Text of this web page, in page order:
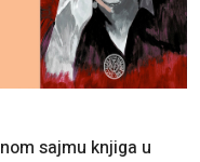
sajmu knjiga u